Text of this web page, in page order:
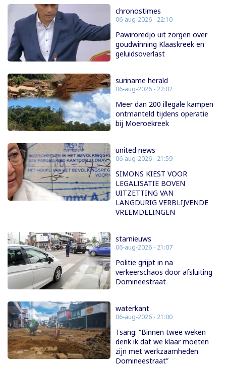
chronostimes
06-aug-2026 - 22:10
Pawiroredjo uit zorgen over
goudwinning Klaaskreek en
geluidsoverlast
suriname herald
06-aug-2026 - 22:02
Meer dan 200 illegale kampen
ontmanteld tijdens operatie
bij Moeroekreek
united news
06-aug-2026 - 21:59
SIMONS KIEST VOOR
LEGALISATIE BOVEN
UITZETTING VAN
LANGDURIG VERBLIJVENDE
VREEMDELINGEN
starnieuws
06-aug-2026 - 21:07
Politie grijpt in na
verkeerschaos door afsluiting
Domineestraat
waterkant
06-aug-2026 - 21:00
Tsang: “Binnen twee weken
denk ik dat we klaar moeten
zijn met werkzaamheden
Domineestraat”